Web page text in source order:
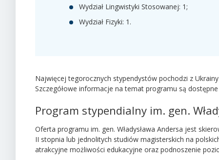
Wydział Lingwistyki Stosowanej: 1;
Wydział Fizyki: 1.
Najwięcej tegorocznych stypendystów pochodzi z Ukrainy
Szczegółowe informacje na temat programu są
Program stypendialny im. gen.
Oferta programu im. gen. Władysława Andersa jest
II stopnia lub jednolitych studiów magisterskich na
atrakcyjne możliwości edukacyjne oraz podnoszenie